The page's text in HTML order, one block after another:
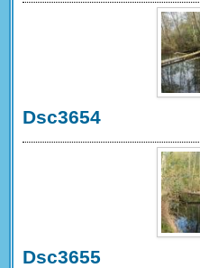
Dsc3654
Dsc3655